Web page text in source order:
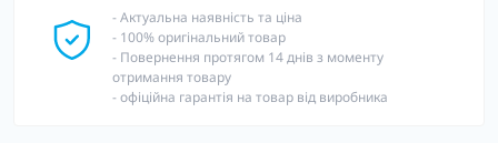
- Актуальна наявність та ціна
- 100% оригінальний товар
- Повернення протягом 14 днів з моменту
отримання товару
- офіційна гарантія на товар від виробника